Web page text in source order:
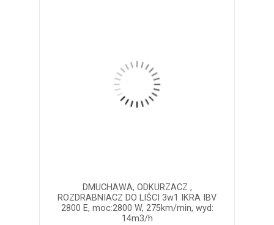
DMUCHAWA, ODKURZACZ ,
ROZDRABNIACZ DO LIŚCI 3w1 IKRA IBV
2800 E, moc:2800 W, 275km/min, wyd:
14m3/h